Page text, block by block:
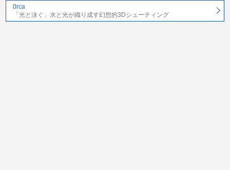
0rca
「光と泳ぐ」水と光が織り成す幻想的3Dシューティング